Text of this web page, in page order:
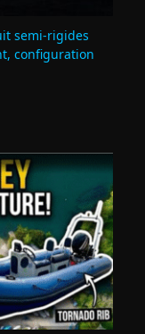
semi‑rigides
configuration